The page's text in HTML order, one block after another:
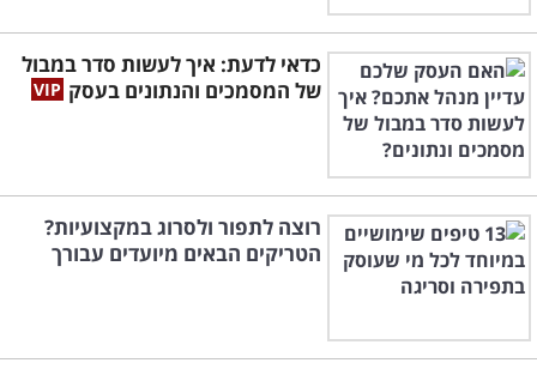
כדאי לדעת: איך לעשות סדר במבול
של המסמכים והנתונים בעסק
רוצה לתפור ולסרוג במקצועיות?
הטריקים הבאים מיועדים עבורך